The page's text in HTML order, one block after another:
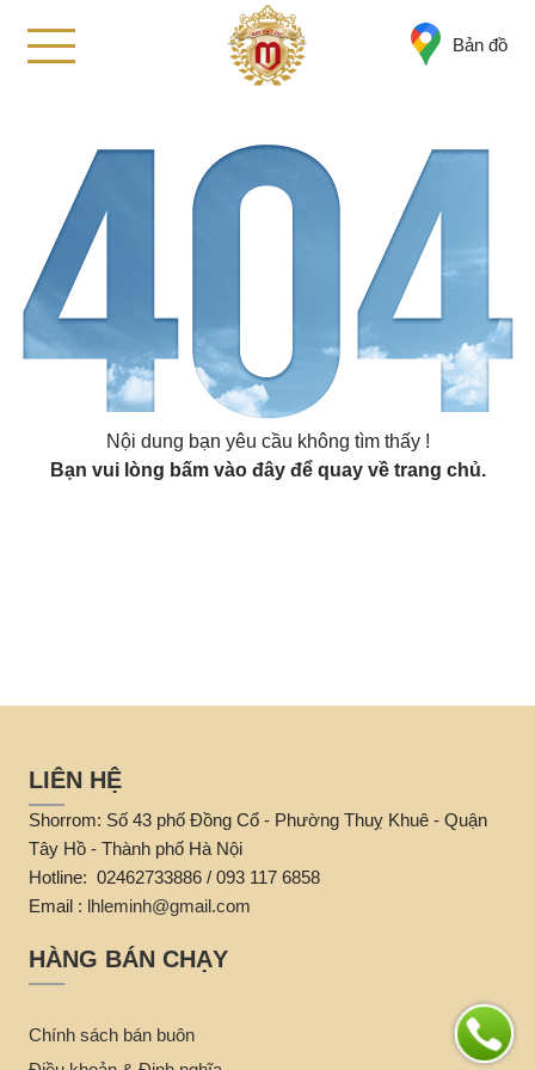
Bản đồ
Nội dung bạn yêu cầu không tìm thấy !
Bạn vui lòng bấm vào đâyđể quay về trang chủ.
LIÊN HỆ
Shorrom: Số 43 phố Đồng Cổ - Phường Thuỵ Khuê - Quận
Tây Hồ - Thành phố Hà Nội
Hotline: 02462733886 / 093 117 6858
Email : lhleminh@gmail.com
HÀNG BÁN CHẠY
Chính sách bán buôn